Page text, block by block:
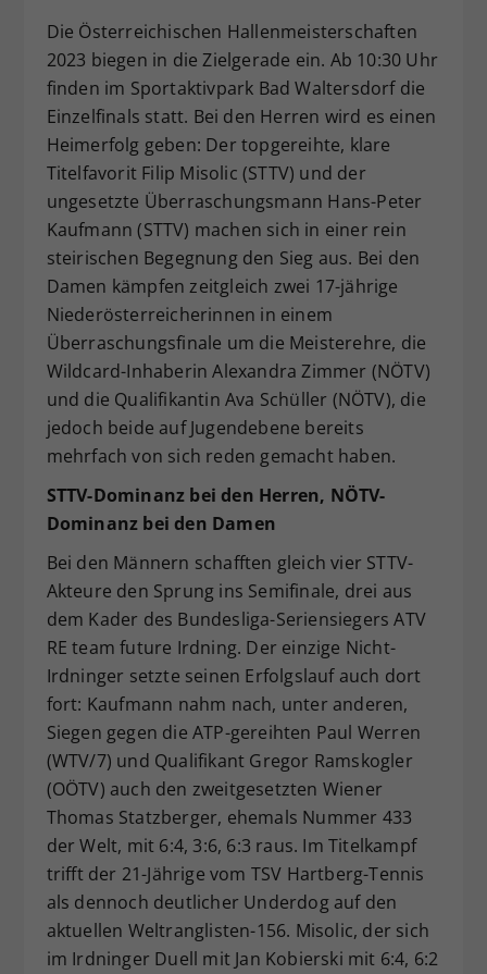
Die Österreichischen Hallenmeisterschaften
2023 biegen in die Zielgerade ein. Ab 10:30 Uhr
finden im Sportaktivpark Bad Waltersdorf die
Einzelfinals statt. Bei den Herren wird es einen
Heimerfolg geben: Der topgereihte, klare
Titelfavorit Filip Misolic (STTV) und der
ungesetzte Überraschungsmann Hans-Peter
Kaufmann (STTV) machen sich in einer rein
steirischen Begegnung den Sieg aus. Bei den
Damen kämpfen zeitgleich zwei 17-jährige
Niederösterreicherinnen in einem
Überraschungsfinale um die Meisterehre, die
Wildcard-Inhaberin Alexandra Zimmer (NÖTV)
und die Qualifikantin Ava Schüller (NÖTV), die
jedoch beide auf Jugendebene bereits
mehrfach von sich reden gemacht haben.
STTV-Dominanz bei den Herren, NÖTV-
Dominanz bei den Damen
Bei den Männern schafften gleich vier STTV-
Akteure den Sprung ins Semifinale, drei aus
dem Kader des Bundesliga-Seriensiegers ATV
RE team future Irdning. Der einzige Nicht-
Irdninger setzte seinen Erfolgslauf auch dort
fort: Kaufmann nahm nach, unter anderen,
Siegen gegen die ATP-gereihten Paul Werren
(WTV/7) und Qualifikant Gregor Ramskogler
(OÖTV) auch den zweitgesetzten Wiener
Thomas Statzberger, ehemals Nummer 433
der Welt, mit 6:4, 3:6, 6:3 raus. Im Titelkampf
trifft der 21-Jährige vom TSV Hartberg-Tennis
als dennoch deutlicher Underdog auf den
aktuellen Weltranglisten-156. Misolic, der sich
im Irdninger Duell mit Jan Kobierski mit 6:4, 6:2
Zweck
Dieser Wert speichert Ihre Consent-
Einstellungen. Unter anderem eine
zufällig generierte ID, für die
historische Speicherung Ihrer
vorgenommen Einstellungen, falls der
Webseiten-Betreiber dies eingestellt
hat.